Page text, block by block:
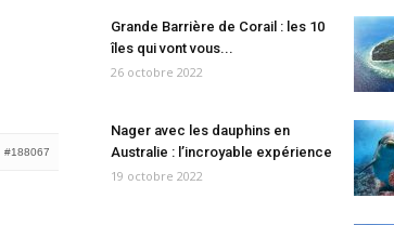
#188067
Grande Barrière de Corail : les 10
îles qui vont vous...
26 octobre 2022
Nager avec les dauphins en
Australie : l’incroyable expérience
19 octobre 2022